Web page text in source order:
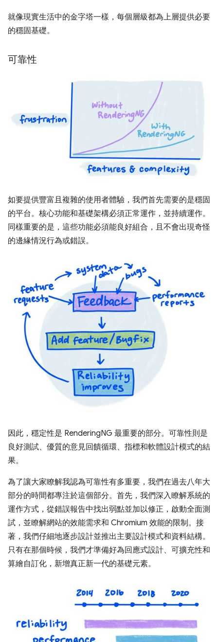
就像現實生活中的金字塔一樣，每個層級都為上層提供必要
的穩固基礎。
可靠性
如要提供豐富且複雜的使用者體驗，我們首先需要的是穩固
的平台。核心功能和基礎架構必須正常運作，並持續運作。
同樣重要的是，這些功能必須能良好組合，且不會出現奇怪
的邊緣情況行為或錯誤。
因此，穩定性是 RenderingNG 最重要的部分。可靠性則是
良好測試、優質的意見回饋循環、指標和軟體設計模式的結
果。
為了讓大家瞭解我認為可靠性有多重要，我們在過去八年大
部分的時間都專注於這個部分。首先，我們深入瞭解系統的
運作方式，從錯誤報告中找出弱點並加以修正，啟動全面測
試，並瞭解網站的效能需求和 Chromium 效能的限制。接
著，我們仔細地逐步設計並推出主要設計模式和資料結構。
只有在那個時候，我們才準備好為回應式設計、可擴充性和
算繪自訂化，新增真正新一代的基礎元素。